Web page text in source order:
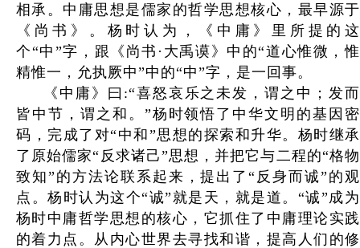
相承。中庸思想是儒家的哲学思想核心，最早源于
《尚书》。杨时认为，《中庸》里所提的这
个“中”字，跟《尚书·大禹谟》中的“道心惟微，惟
精惟一，允执厥中”中的“中”字，是一回事。
《中庸》曰:“喜怒哀乐之未发，谓之中；发而
皆中节，谓之和。”杨时领悟了中华文明的基因密
码，完成了对“中和”思想的探索和升华。杨时继承
了原始儒家“反求诸己”思想，并把它与二程的“格物
致知”的方法论联系起来，提出了“反身而诚”的观
点。杨时认为这个“诚”就是天，就是道。“诚”成为
杨时中庸哲学思想的核心，它抓住了中庸理论实践
的着力点。从内心世界去寻找和谐，提高人们的修